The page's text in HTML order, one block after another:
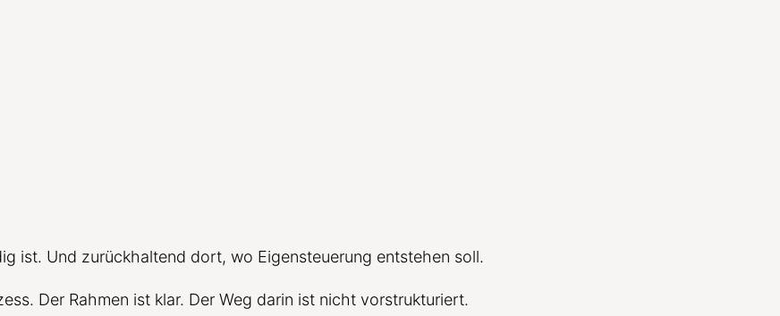
ist. Und zurückhaltend dort, wo Eigensteuerung entstehen soll.
Der Rahmen ist klar. Der Weg darin ist nicht vorstrukturiert.